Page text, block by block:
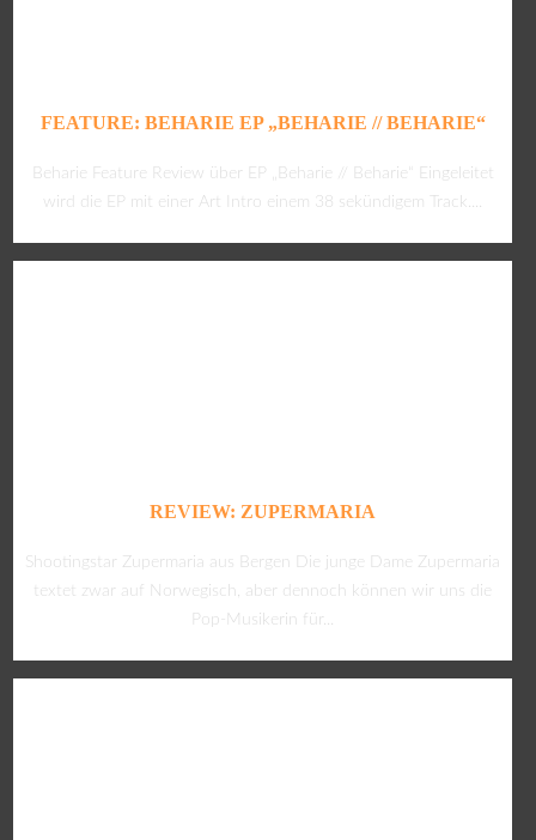
FEATURE: BEHARIE EP „BEHARIE // BEHARIE“
Beharie Feature Review über EP „Beharie // Beharie“ Eingeleitet
wird die EP mit einer Art Intro einem 38 sekündigem Track....
REVIEW: ZUPERMARIA
Shootingstar Zupermaria aus Bergen Die junge Dame Zupermaria
textet zwar auf Norwegisch, aber dennoch können wir uns die
Pop-Musikerin für...